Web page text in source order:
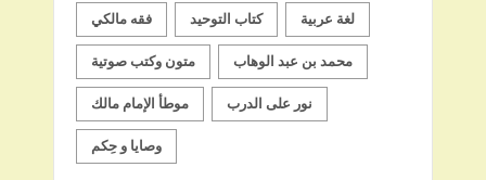
فقه مالكي كتاب التوحيد لغة عربية
متون وكتب صوتية محمد بن عبد الوهاب
موطأ الإمام مالك نور على الدرب
وصايا و حِكم